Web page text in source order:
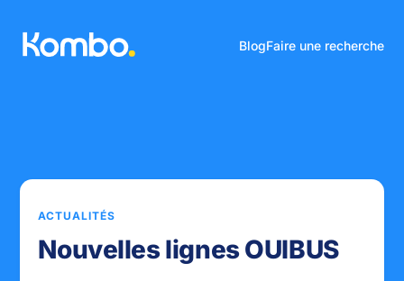
BlogFaire une recherche
ACTUALITÉS
Nouvelles lignes OUIBUS